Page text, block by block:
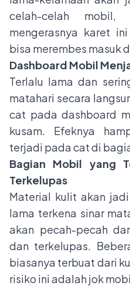
celah-celah
mengerasnya karet
bisa merembes masuk
Dashboard Mobil
Terlalu lama dan
matahari secara
cat pada dashboard
kusam. Efeknya
terjadi pada cat di
Bagian Mobil yang
Terkelupas
Material kulit akan
lama terkena sinar
akan pecah-pecah
dan terkelupas.
biasanya terbuat dari
risiko ini adalah jok